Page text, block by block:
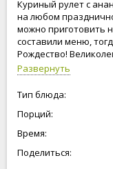
Куриный рулет с
на любом
можно приготовить
составили меню,
Рождество!
Развернуть
Тип блюда:
Порций:
Время:
Поделиться: